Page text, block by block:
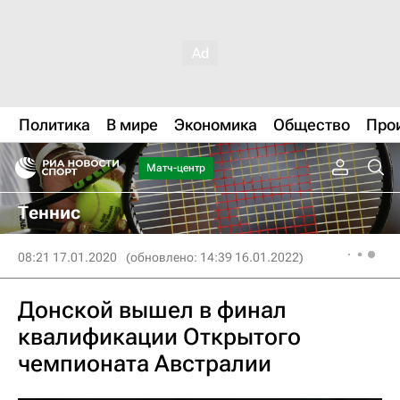
Политика В мире Экономика Общество
Матч-центр
Теннис
08:21 17.01.2020 (обновлено: 14:39 16.01.2022)
Донской вышел в финал
квалификации Открытого
чемпионата Австралии